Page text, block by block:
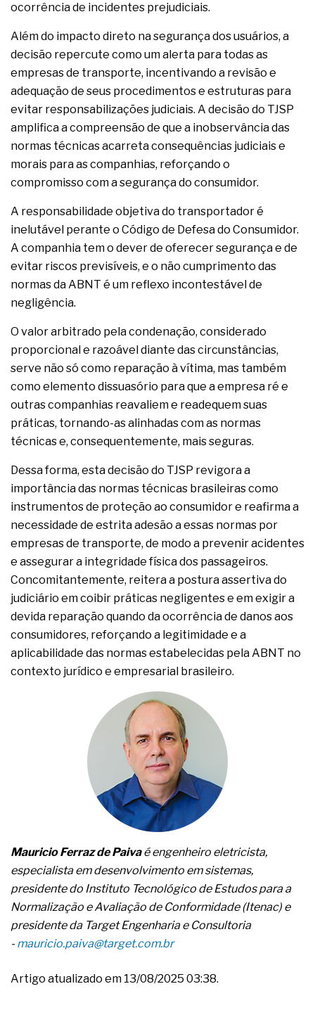
ocorrência de incidentes prejudiciais.
Além do impacto direto na segurança dos usuários, a
decisão repercute como um alerta para todas as
empresas de transporte, incentivando a revisão e
adequação de seus procedimentos e estruturas para
evitar responsabilizações judiciais. A decisão do TJSP
amplifica a compreensão de que a inobservância das
normas técnicas acarreta consequências judiciais e
morais para as companhias, reforçando o
compromisso com a segurança do consumidor.
A responsabilidade objetiva do transportador é
inelutável perante o Código de Defesa do Consumidor.
A companhia tem o dever de oferecer segurança e de
evitar riscos previsíveis, e o não cumprimento das
normas da ABNT é um reflexo incontestável de
negligência.
O valor arbitrado pela condenação, considerado
proporcional e razoável diante das circunstâncias,
serve não só como reparação à vítima, mas também
como elemento dissuasório para que a empresa ré e
outras companhias reavaliem e readequem suas
práticas, tornando-as alinhadas com as normas
técnicas e, consequentemente, mais seguras.
Dessa forma, esta decisão do TJSP revigora a
importância das normas técnicas brasileiras como
instrumentos de proteção ao consumidor e reafirma a
necessidade de estrita adesão a essas normas por
empresas de transporte, de modo a prevenir acidentes
e assegurar a integridade física dos passageiros.
Concomitantemente, reitera a postura assertiva do
judiciário em coibir práticas negligentes e em exigir a
devida reparação quando da ocorrência de danos aos
consumidores, reforçando a legitimidade e a
aplicabilidade das normas estabelecidas pela ABNT no
contexto jurídico e empresarial brasileiro.
Mauricio Ferraz de Paivaé engenheiro eletricista,
especialista em desenvolvimento em sistemas,
presidente do Instituto Tecnológico de Estudos para a
Normalização e Avaliação de Conformidade (Itenac) e
presidente da Target Engenharia e Consultoria
-mauricio.paiva@target.com.br
Artigo atualizado em 13/08/2025 03:38.